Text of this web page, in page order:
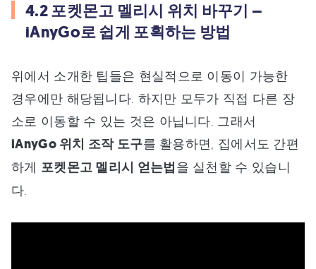
4.2 포켓몬고 멜리시 위치 바꾸기 –
iAnyGo로 쉽게 포획하는 방법
위에서 소개한 팁들은 현실적으로 이동이 가능한
경우에만 해당됩니다. 하지만 모두가 직접 다른 장
소로 이동할 수 있는 것은 아닙니다. 그래서
iAnyGo 위치 조작 도구를 활용하면, 집에서도 간편
하게 포켓몬고 멜리시 얻는법을 실천할 수 있습니
다.